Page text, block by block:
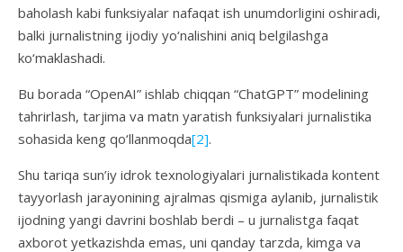
baholash kabi funksiyalar nafaqat ish unumdorligini oshiradi,
balki jurnalistning ijodiy yo‘nalishini aniq belgilashga
ko‘maklashadi.
Bu borada “OpenAI” ishlab chiqqan “ChatGPT” modelining
tahrirlash, tarjima va matn yaratish funksiyalari jurnalistika
sohasida keng qo‘llanmoqda[2].
Shu tariqa sun’iy idrok texnologiyalari jurnalistikada kontent
tayyorlash jarayonining ajralmas qismiga aylanib, jurnalistik
ijodning yangi davrini boshlab berdi – u jurnalistga faqat
axborot yetkazishda emas, uni qanday tarzda, kimga va